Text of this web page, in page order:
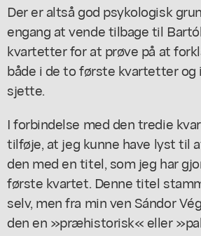
Der er altså god psykologisk
engang at vende tilbage til
kvartetter for at prøve på at
både i de to første kvartetter og
sjette.
I forbindelse med den tredie
tilføje, at jeg kunne have lyst til
den med en titel, som jeg har
første kvartet. Denne titel
selv, men fra min ven Sándor
den en »præhistorisk« eller